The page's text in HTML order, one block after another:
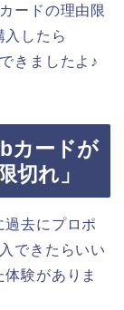
ードの理由限
入したら
きましたよ♪
カードが
切れ」
去にプロポ
できたらいい
験がありま